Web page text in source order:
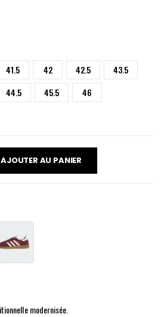
41.5 42 42.5
43.5
44.5 45.5 46
AJOUTER AU PANIER
modernisée.